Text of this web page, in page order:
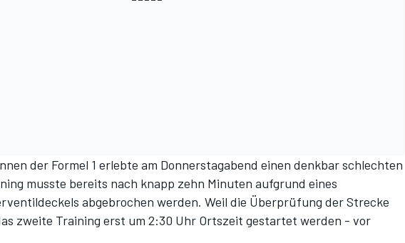
der Formel 1 erlebte am Donnerstagabend einen denkbar schlechten
musste bereits nach knapp zehn Minuten aufgrund eines
abgebrochen werden. Weil die Überprüfung der Strecke
zweite Training erst um 2:30 Uhr Ortszeit gestartet werden - vor